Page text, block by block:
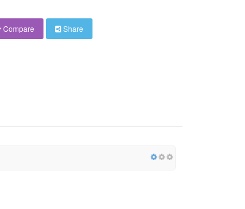
Compare Share